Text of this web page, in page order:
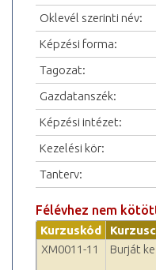
Oklevél szerinti név:
Képzési forma:
Tagozat:
Gazdatanszék:
Képzési intézet:
Kezelési kör:
Tanterv:
Félévhez nem
Kurzuskód
XM0011-11
Burját